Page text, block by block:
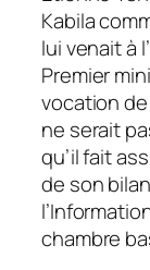
Kabila
lui venait à
Premier
vocation
ne serait
qu’il fait
de son
chambre